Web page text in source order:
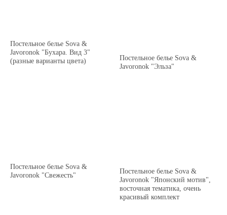
Постельное белье Sova &
Javoronok "Бухара. Вид 3"
(разные варианты цвета)
Постельное белье Sova &
Javoronok "Эльза"
Постельное белье Sova &
Javoronok "Свежесть"
Постельное белье Sova &
Javoronok "Японский мотив",
восточная тематика, очень
красивый комплект